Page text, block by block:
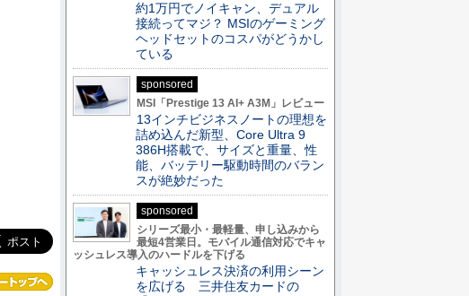
約1万円でノイキャン、デュアル
接続ってマジ？ MSIのゲーミング
ヘッドセットのコスパがどうかし
ている
sponsored
MSI「Prestige 13 AI+ A3M」レビュー
13インチビジネスノートの理想を
詰め込んだ新型、Core Ultra 9
386H搭載で、サイズと重量、性
能、バッテリー駆動時間のバラン
スが絶妙だった
sponsored
シリーズ最小・最軽量、申し込みから
最短4営業日。モバイル通信対応でキャ
ッシュレス導入のハードルを下げる
キャッシュレス決済の利用シーン
を広げる 三井住友カードの